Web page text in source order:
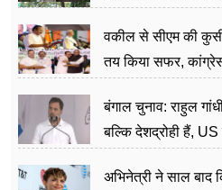
वकील से सीएम की
तय किया सफर,
बंगाल चुनाव: राहुल
बल्कि देशद्रोही हैं,
अभिनेत्री ने साल बाद